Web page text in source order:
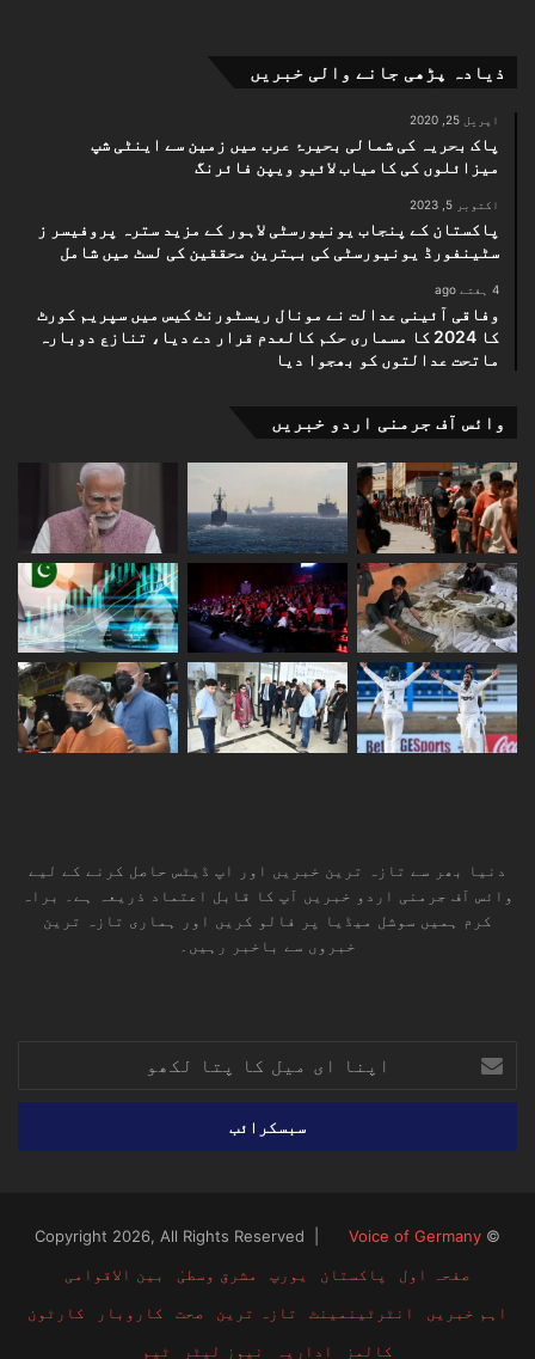
ذیادہ پڑھی جانے والی خبریں
اپریل 25, 2020
پاک بحریہ کی شمالی بحیرۂ عرب میں زمین سے اینٹی شپ
میزائلوں کی کامیاب لائیو ویپن فائرنگ
اکتوبر 5, 2023
پاکستان کے پنجاب یونیورسٹی لاہور کے مزید سترہ پروفیسر ز
سٹینفورڈ یونیورسٹی کی بہترین محققین کی لسٹ میں شامل
4 ہفتے ago
وفاقی آئینی عدالت نے مونال ریسٹورنٹ کیس میں سپریم کورٹ
کا 2024 کا مسماری حکم کالعدم قرار دے دیا، تنازع دوبارہ
ماتحت عدالتوں کو بھجوا دیا
وائس آف جرمنی اردو خبریں
دنیا بھر سے تازہ ترین خبریں اور اپ ڈیٹس حاصل کرنے کے لیے
وائس آف جرمنی اردو خبریں آپ کا قابل اعتماد ذریعہ ہے۔ براہ
کرم ہمیں سوشل میڈیا پر فالو کریں اور ہماری تازہ ترین
خبروں سے باخبر رہیں۔
ای
میل
پتا
© Copyright 2026, All Rights Reserved |
Voice of Germany
صفحہ اول
پاکستان یورپ مشرق وسطیٰ
بین الاقوامی
اہم خبریں
انٹرٹینمینٹ تازہ ترین صحت کاروبار
کارٹون
کالمز
اداریہ نیوز لیٹر ٹیم